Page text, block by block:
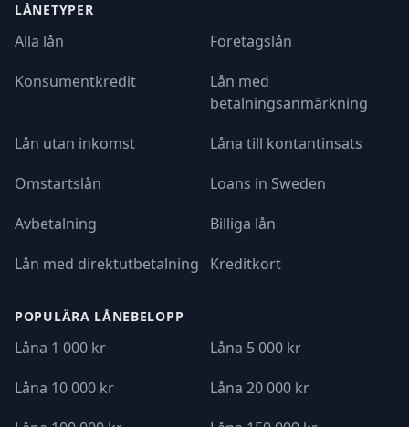
LÅNETYPER
Alla lån
Företagslån
Konsumentkredit
Lån med
betalningsanmärkning
Lån utan inkomst
Låna till kontantinsats
Omstartslån
Loans in Sweden
Avbetalning
Billiga lån
Lån med direktutbetalning
Kreditkort
POPULÄRA LÅNEBELOPP
Låna 1 000 kr
Låna 5 000 kr
Låna 10 000 kr
Låna 20 000 kr